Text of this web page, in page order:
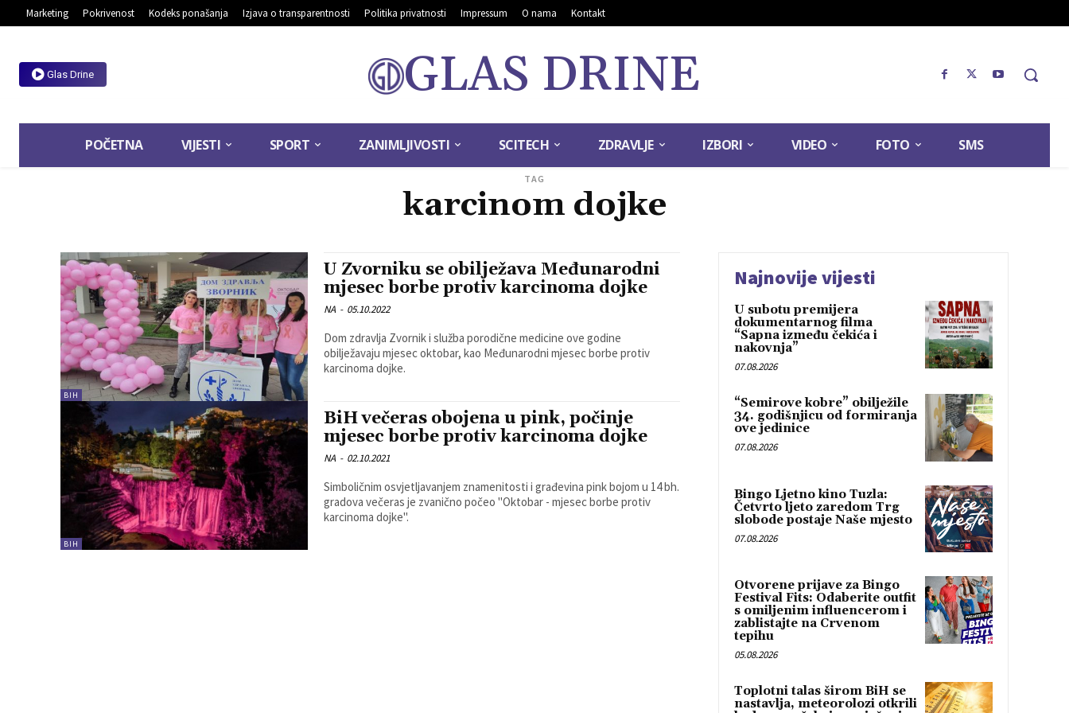
Marketing Pokrivenost Kodeks ponašanja Izjava o transparentnosti Politika privatnosti Impressum O nama Kontakt
Glas Drine GLAS DRINE
POČETNA VIJESTI SPORT ZANIMLJIVOSTI SCITECH ZDRAVLJE IZBORI VIDEO FOTO SMS
TAG
karcinom dojke
BIH
U Zvorniku se obilježava Međunarodni
mjesec borbe protiv karcinoma dojke
NA - 05.10.2022
Dom zdravlja Zvornik i služba porodične medicine ove godine
obilježavaju mjesec oktobar, kao Međunarodni mjesec borbe protiv
karcinoma dojke.
BIH
BiH večeras obojena u pink, počinje
mjesec borbe protiv karcinoma dojke
NA - 02.10.2021
Simboličnim osvjetljavanjem znamenitosti i građevina pink bojom u 14 bh.
gradova večeras je zvanično počeo "Oktobar - mjesec borbe protiv
karcinoma dojke".
Najnovije vijesti
U subotu premijera
dokumentarnog filma
“Sapna između čekića i
nakovnja”
07.08.2026
“Semirove kobre” obilježile
34. godišnjicu od formiranja
ove jedinice
07.08.2026
Bingo Ljetno kino Tuzla:
Četvrto ljeto zaredom Trg
slobode postaje Naše mjesto
07.08.2026
Otvorene prijave za Bingo
Festival Fits: Odaberite outfit
s omiljenim influencerom i
zablistajte na Crvenom
tepihu
05.08.2026
Toplotni talas širom BiH se
nastavlja, meteorolozi otkrili